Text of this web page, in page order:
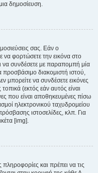
δημοσίευση.
σας. Εάν ο
να φορτώσετε την εικόνα στο
να συνδέσετε με παραπομπή μία
προσβάσιμο διακομιστή ιστού,
να συνδέσετε εικόνες
(εκτός εάν αυτός είναι
που είναι αποθηκευμένες πίσω
ηλεκτρονικού ταχυδρομείου
ιστοσελίδες, κλπ. Για
[img].
πληροφορίες και πρέπει να τις